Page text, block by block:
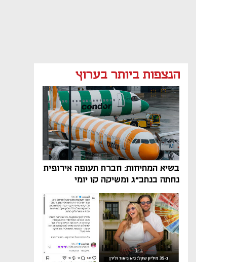
הנצפות ביותר בערוץ
בשיא המתיחות: חברת תעופה אירופית
נחתה בנתב"ג ומשיקה קו יומי